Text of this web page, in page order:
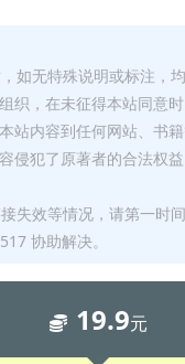
如无特殊说明或标注，
织，在未征得本站同意
站内容到任何网站、书
侵犯了原著者的合法权
失效等情况，请第一时
协助解决。
19.9元